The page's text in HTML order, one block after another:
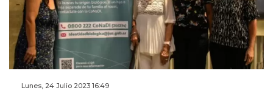
Lunes, 24 Julio 2023 16:49